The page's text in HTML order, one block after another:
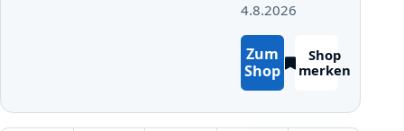
4.8.2026
Zum
Shop
Shop
merken